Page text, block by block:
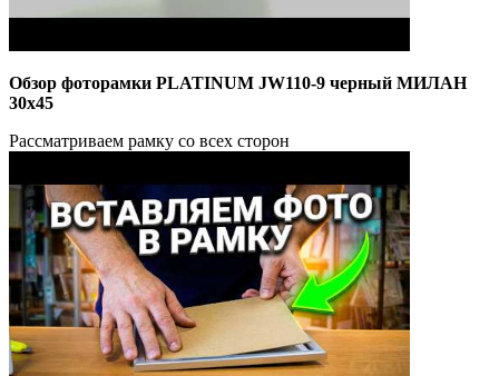
Обзор фоторамки PLATINUM JW110-9 черный МИЛАН
30x45
Рассматриваем рамку со всех сторон